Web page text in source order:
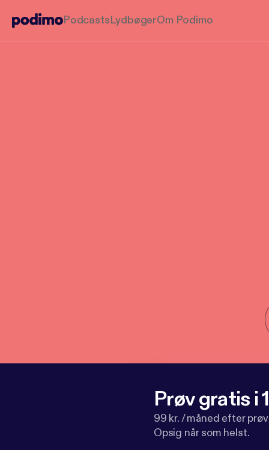
PodcastsLydbøgerOm Podimo
Prøv gratis i
99 kr. / måned efter
Opsig når som helst.